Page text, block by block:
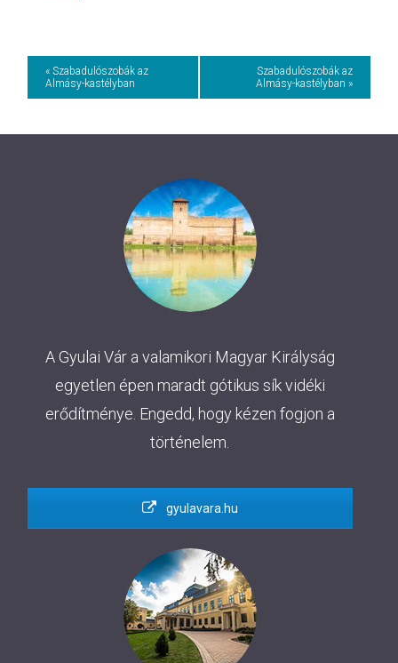
Event
Navigation
« Szabadulószobák az
Almásy-kastélyban
Szabadulószobák az
Almásy-kastélyban »
A Gyulai Vár a valamikori Magyar Királyság
egyetlen épen maradt gótikus sík vidéki
erődítménye. Engedd, hogy kézen fogjon a
történelem.
gyulavara.hu